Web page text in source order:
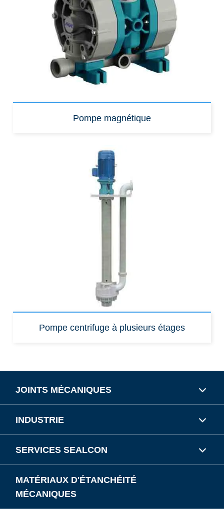
Pompe magnétique
Pompe centrifuge à plusieurs étages
JOINTS MÉCANIQUES
INDUSTRIE
SERVICES SEALCON
MATÉRIAUX D'ÉTANCHÉITÉ
MÉCANIQUES